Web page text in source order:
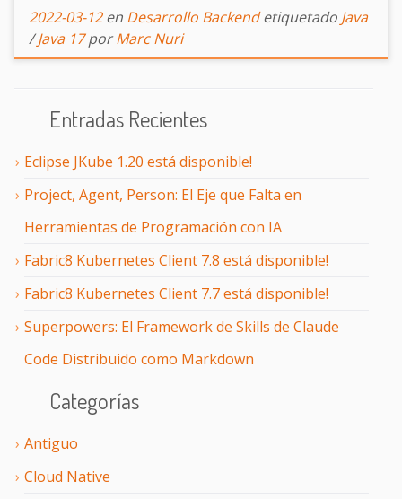
Entradas Recientes
Eclipse JKube 1.20 está disponible!
Project, Agent, Person: El Eje que Falta en
Herramientas de Programación con IA
Fabric8 Kubernetes Client 7.8 está disponible!
Fabric8 Kubernetes Client 7.7 está disponible!
Superpowers: El Framework de Skills de Claude
Code Distribuido como Markdown
Categorías
Antiguo
Cloud Native
2022-03-12 en Desarrollo Backend etiquetado Java
/Java 17 por Marc Nuri